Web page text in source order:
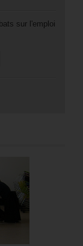
sur l'emploi